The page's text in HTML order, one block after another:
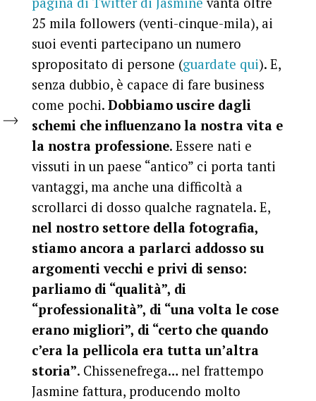
25 mila followers (venti-cinque-mila), ai
suoi eventi partecipano un numero
spropositato di persone (guardate qui). E,
senza dubbio, è capace di fare business
come pochi. Dobbiamo uscire dagli
schemi che influenzano la nostra vita e
la nostra professione. Essere nati e
vissuti in un paese “antico” ci porta tanti
vantaggi, ma anche una difficoltà a
scrollarci di dosso qualche ragnatela. E,
nel nostro settore della fotografia,
stiamo ancora a parlarci addosso su
argomenti vecchi e privi di senso:
parliamo di “qualità”, di
“professionalità”, di “una volta le cose
erano migliori”, di “certo che quando
c’era la pellicola era tutta un’altra
storia”. Chissenefrega… nel frattempo
Jasmine fattura, producendo molto